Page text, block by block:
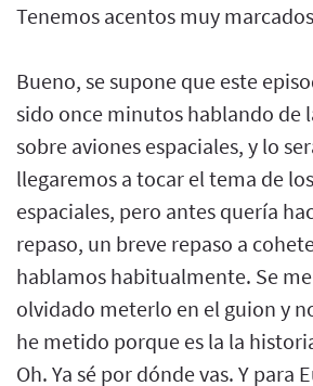
Tenemos acentos muy
Bueno, se supone que este
sido once minutos hablando de
sobre aviones espaciales, y lo
llegaremos a tocar el tema de
espaciales, pero antes quería
repaso, un breve repaso a
hablamos habitualmente. Se
olvidado meterlo en el guion y
he metido porque es la la
Oh. Ya sé por dónde vas. Y para